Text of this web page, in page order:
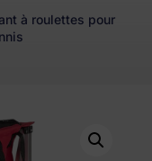
à roulettes pour